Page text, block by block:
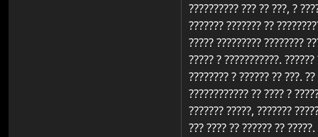
?????????? ??? ?? ???, ?
??????? ??????? ??
????? ????????? ????????
????? ? ???????????.
???????? ? ?????? ?? ???.
???????????? ?? ???? ?
??????? ?????, ???????
??? ???? ?? ?????? ??